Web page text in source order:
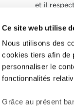
Ce site web utilise
Nous utilisons des
cookies tiers afin de
personnaliser le
fonctionnalités
Grâce au présent
et il
manière
SOCLES
L'apprenti
aux